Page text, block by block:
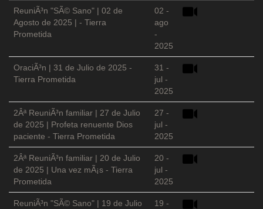
ReuniÃ³n "SÃ© Sano" | 02 de
Agosto de 2025 | - Tierra
Prometida
02 -
ago
-
2025
OraciÃ³n | 31 de Julio de 2025 -
Tierra Prometida
31 -
jul -
2025
2Âª ReuniÃ³n familiar | 27 de Julio
de 2025 | Profeta renuente Dios
paciente - Tierra Prometida
27 -
jul -
2025
2Âª ReuniÃ³n familiar | 20 de Julio
de 2025 | Una vez mÃ¡s - Tierra
Prometida
20 -
jul -
2025
ReuniÃ³n "SÃ© Sano" | 19 de Julio
19 -